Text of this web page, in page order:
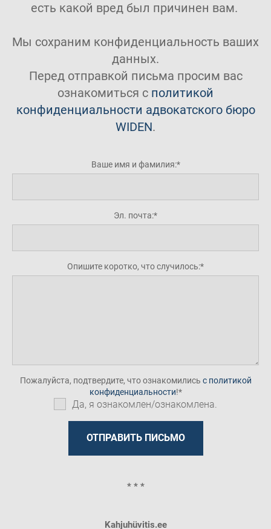
есть какой вред был причинен вам.
Мы сохраним конфиденциальность ваших
данных.
Перед отправкой письма просим вас
ознакомиться с политикой
конфиденциальности адвокатского бюро
WIDEN.
Ваше имя и фамилия:
Эл. почта:
Опишите коротко, что случилось:
Пожалуйста, подтвердите, что ознакомились с политикой
конфиденциальности!
Да, я ознакомлен/ознакомлена.
* * *
Kahjuhüvitis.ee